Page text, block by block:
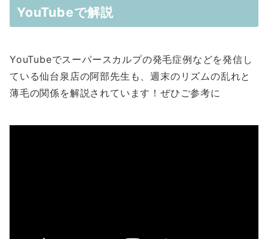
YouTubeで解説
YouTubeでスーパースカルプの発毛症例などを発信し
ている仙台泉店の阿部先生も、週末のリズムの乱れと
薄毛の関係を解説されています！ぜひご参考に